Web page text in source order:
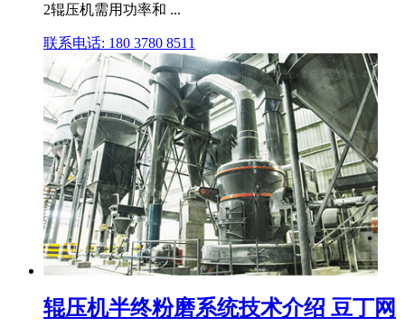
2辊压机需用功率和 ...
联系电话: 180 3780 8511
辊压机半终粉磨系统技术介绍 豆丁网